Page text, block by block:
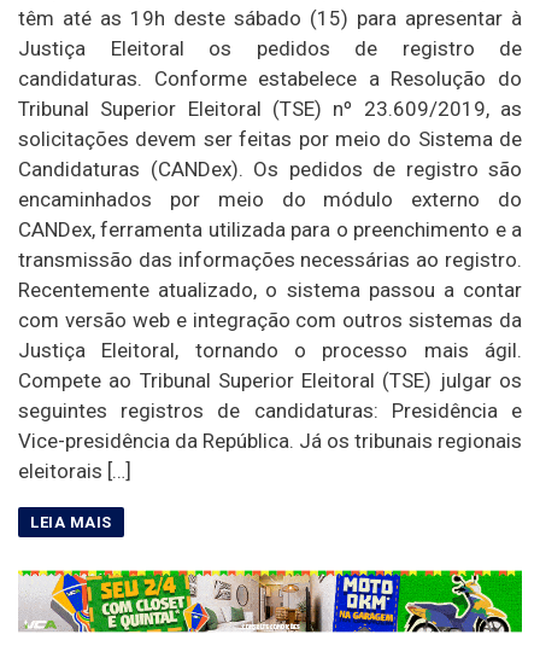
têm até as 19h deste sábado (15) para apresentar à
Justiça Eleitoral os pedidos de registro de
candidaturas. Conforme estabelece a Resolução do
Tribunal Superior Eleitoral (TSE) nº 23.609/2019, as
solicitações devem ser feitas por meio do Sistema de
Candidaturas (CANDex). Os pedidos de registro são
encaminhados por meio do módulo externo do
CANDex, ferramenta utilizada para o preenchimento e a
transmissão das informações necessárias ao registro.
Recentemente atualizado, o sistema passou a contar
com versão web e integração com outros sistemas da
Justiça Eleitoral, tornando o processo mais ágil.
Compete ao Tribunal Superior Eleitoral (TSE) julgar os
seguintes registros de candidaturas: Presidência e
Vice-presidência da República. Já os tribunais regionais
eleitorais […]